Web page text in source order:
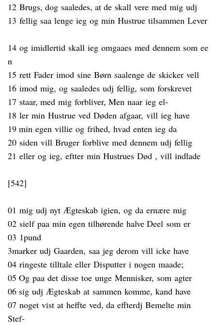
12 Brugs, dog saaledes, at de skall vere med mig udj
13 fellig saa lenge ieg og min Hustrue tilsammen Lever
14 og imidlertid skall ieg omgaaes med dennem som ee
n
15 rett Fader imod sine Børn saalenge de skicker vell
16 imod mig, og saaledes udj fellig, som forskrevet
17 staar, med mig forbliver, Men naar ieg el-
18 ler min Hustrue ved Døden afgaar, vill ieg have
19 min egen villie og frihed, hvad enten ieg da
20 siden vill Bruger forblive med dennem udj fellig
21 eller og ieg, eftter min Hustrues Død , vill indlade
[542]
01 mig udj nyt Ægteskab igien, og da ernære mig
02 sielf paa min egen tilhørende halve Deel som er
03 1pund
3marker udj Gaarden, saa jeg derom vill icke have
04 ringeste tilltale eller Disputter i nogen maade;
05 Og paa det disse toe unge Mennisker, som agter
06 sig udj Ægteskab at sammen komme, kand have
07 noget vist at heffte ved, da effterdj Bemelte min
Stef-